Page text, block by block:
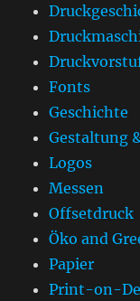
Fonts
Geschichte
Gestaltung
Logos
Messen
Offsetdruck
Öko and
Papier
Print-on-